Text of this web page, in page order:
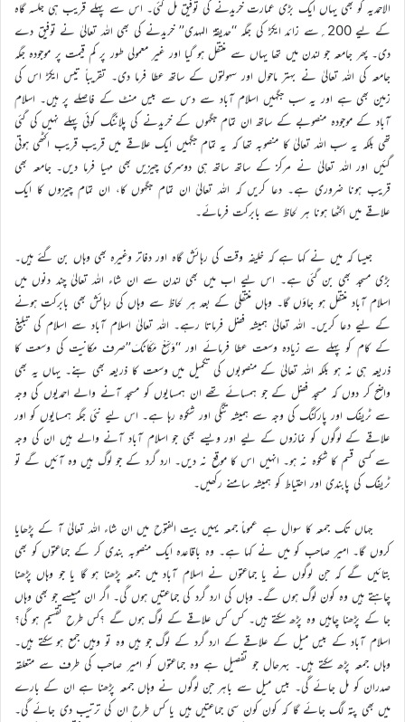
الاحمدیہ کو بھی یہاں ایک بڑی عمارت خریدنے کی توفیق مل گئی۔ اس سے پہلے قریب ہی جلسہ گاہ
کے لیے 200؍سے زائد ایکڑ کی جگہ ‘‘حدیقۃ المہدی’’ خریدنے کی بھی اللہ تعالیٰ نے توفیق دے
دی۔ پھر جامعہ جو لندن میں تھا یہاں سے منتقل ہو گیا اور غیر معمولی طور پر کم قیمت پر موجودہ جگہ
جامعہ کی اللہ تعالیٰ نے بہتر ماحول اور سہولتوں کے ساتھ عطا فرما دی۔ تقریباً تیس ایکڑ اس کی
زمین بھی ہے اور یہ سب جگہیں اسلام آباد سے دس سے بیس منٹ کے فاصلے پر ہیں۔ اسلام
آباد کے موجودہ منصوبے کے ساتھ ان تمام جگہوں کے خریدنے کی پلاننگ کوئی پہلے نہیں کی گئی
تھی بلکہ یہ سب اللہ تعالیٰ کا منصوبہ تھا کہ یہ تمام جگہیں ایک علاقے میں قریب قریب اکٹھی ہوتی
گئیں اور اللہ تعالیٰ نے مرکز کے ساتھ ساتھ ہی دوسری چیزیں بھی مہیا فرما دیں۔ جامعہ بھی
قریب ہونا ضروری ہے۔ دعا کریں کہ اللہ تعالیٰ ان تمام جگہوں کا، ان تمام چیزوں کا ایک
علاقے میں اکٹھا ہونا ہر لحاظ سے بابرکت فرمائے۔
جیسا کہ میں نے کہا ہے کہ خلیفہ وقت کی رہائش گاہ اور دفاتر وغیرہ بھی وہاں بن گئے ہیں۔
بڑی مسجد بھی بن گئی ہے۔ اس لیے اب میں بھی لندن سے ان شاء اللہ تعالیٰ چند دنوں میں
اسلام آباد منتقل ہو جاؤں گا۔ وہاں منتقلی کے بعد ہر لحاظ سے وہاں کی رہائش بھی بابرکت ہونے
کے لیے دعا کریں۔ اللہ تعالیٰ ہمیشہ فضل فرماتا رہے۔ اللہ تعالیٰ اسلام آباد سے اسلام کی تبلیغ
کے کام کو پہلے سے زیادہ وسعت عطا فرمائے اور ‘‘وَسِّعْ مَکَانَکَ’’صرف مکانیت کی وسعت کا
ذریعہ ہی نہ ہو بلکہ اللہ تعالیٰ کے منصوبوں کی تکمیل میں وسعت کا ذریعہ بھی بنے۔ یہاں یہ بھی
واضح کر دوں کہ مسجد فضل کے جو ہمسائے تھے ان ہمسایوں کو مسجد آنے والے احمدیوں کی وجہ
سے ٹریفک اور پارکنگ کی وجہ سے ہمیشہ تنگی اور شکوہ رہا ہے۔ اس لیے نئی جگہ ہمسایوں کو اور
علاقے کے لوگوں کو نمازوں کے لیے اور ویسے بھی جو اسلام آباد آنے والے ہیں ان کی وجہ
سے کسی قسم کا شکوہ نہ ہو۔ انہیں اس کا موقع نہ دیں۔ ارد گرد کے جو لوگ ہیں وہ آئیں گے تو
ٹریفک کی پابندی اور احتیاط کو ہمیشہ سامنے رکھیں۔
جہاں تک جمعہ کا سوال ہے عموماً جمعہ یہیں بیت الفتوح میں ان شاء اللہ تعالیٰ آ کے پڑھایا
کروں گا۔ امیر صاحب کو میں نے کہا ہے۔ وہ باقاعدہ ایک منصوبہ بندی کر کے جماعتوں کو بھی
بتائیں گے کہ جن لوگوں نے یا جماعتوں نے اسلام آباد میں جمعہ پڑھنا ہو گا یا جو وہاں پڑھنا
چاہتے ہیں وہ کون لوگ ہوں گے۔ وہاں کی ارد گرد کی جماعتیں ہوں گی۔ اگر ان میںسے جو بھی وہاں
جا کے پڑھنا چاہیں وہ پڑھ سکتے ہیں۔ کس کس علاقے کے لوگ ہوں گے ؟کس طرح تقسیم ہو گی؟
اسلام آباد کے بیس میل کے علاقے کے ارد گرد کے لوگ جو ہیں وہ تو وہیں جمع ہو سکتے ہیں۔
وہاں جمعہ پڑھ سکتے ہیں۔ بہرحال جو تفصیل ہے وہ جماعتوں کو امیر صاحب کی طرف سے متعلقہ
صدران کو مل جائے گی۔ بیس میل سے باہر جن لوگوں نے وہاں جمعہ پڑھنا ہے ان کے بارے
میں بھی پتہ لگ جائے گا کہ کون کون سی جماعتیں ہیں یا کس طرح ان کی ترتیب دی جائے گی۔